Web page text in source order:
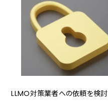
LLMO対策業者への依頼を検